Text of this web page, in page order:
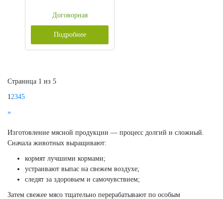
Договорная
Подробнее
Страница 1 из 5
1 2345
»
Изготовление мясной продукции — процесс долгий и сложный.
Сначала животных выращивают:
кормят лучшими кормами;
устраивают выпас на свежем воздухе;
следят за здоровьем и самочувствием;
Затем свежее мясо тщательно перерабатывают по особым